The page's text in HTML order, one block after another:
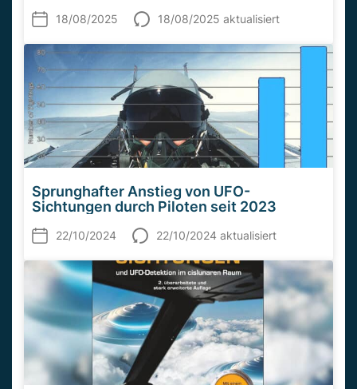
18/08/2025 18/08/2025 aktualisiert
Sprunghafter Anstieg von UFO-
Sichtungen durch Piloten seit 2023
22/10/2024 22/10/2024 aktualisiert